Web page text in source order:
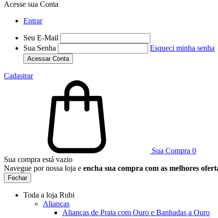
Acesse sua Conta
Entrar
Seu E-Mail
Sua Senha
Esqueci minha senha
Acessar Conta
Cadastrar
Sua Compra 0
Sua compra está vazio
Navegue por nossa loja e encha sua compra com as melhores
Fechar
Toda a loja Rubi
Alianças
Alianças de Prata com Ouro e Banhadas a Ouro